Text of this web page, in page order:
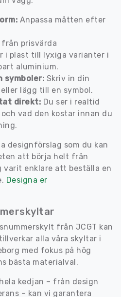
Anpassa måtten efter
prisvärda
i plast till lyxiga varianter i
aluminium.
symboler: Skriv in din
lägg till en symbol.
direkt: Du ser i realtid
vad den kostar innan du
designförslag som du kan
att börja helt från
varit enklare att beställa en
Designa er
från JCGT kan
alla våra skyltar i
med fokus på hög
bästa materialval.
kedjan – från design
– kan vi garantera